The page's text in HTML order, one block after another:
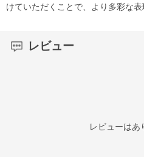
けていただくことで、より多彩な表
レビュー
レビューはあ